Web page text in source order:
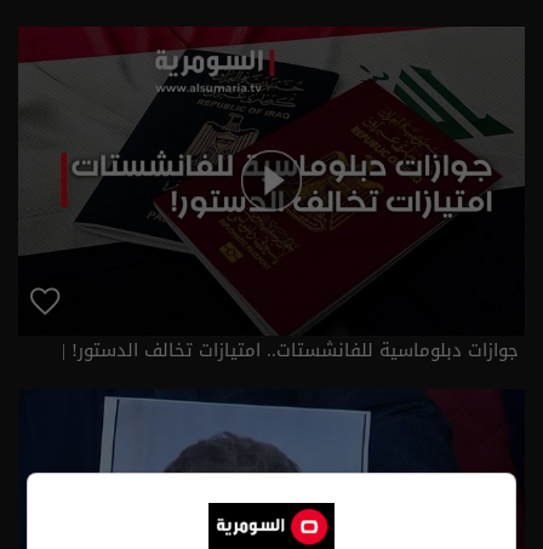
جوازات دبلوماسية للفانشستات.. امتيازات تخالف الدستور! |
تقارير اخبارية